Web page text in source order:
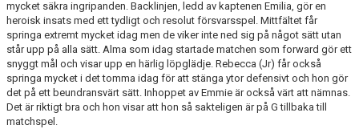
mycket säkra ingripanden. Backlinjen, ledd av kaptenen Emilia, gör en
heroisk insats med ett tydligt och resolut försvarsspel. Mittfältet får
springa extremt mycket idag men de viker inte ned sig på något sätt utan
står upp på alla sätt. Alma som idag startade matchen som forward gör ett
snyggt mål och visar upp en härlig löpglädje. Rebecca (Jr) får också
springa mycket i det tomma idag för att stänga ytor defensivt och hon gör
det på ett beundransvärt sätt. Inhoppet av Emmie är också värt att nämnas.
Det är riktigt bra och hon visar att hon så sakteligen är på G tillbaka till
matchspel.